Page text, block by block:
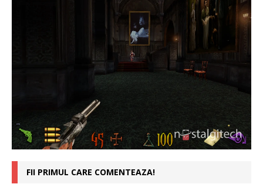
FII PRIMUL CARE COMENTEAZA!